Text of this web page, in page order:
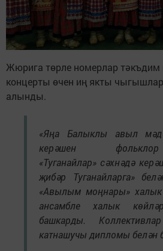
Жюрига төрле номерлар тәкъдим
концерты өчен иң якты
алынды.
«Яңа Балыклы авыл
керәшен
«Туганайлар» сәхнәдә
җибәр Туганайларга»
«Авылым моңнары» халык
ансамбле халык
башкарды.
катнашучы дипломы белән